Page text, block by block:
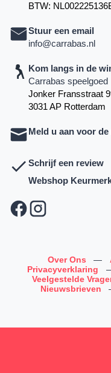
BTW:
Stuur een email
info@carrabas.nl
Kom langs in de
Carrabas speelgoed
Jonker Fransstraat
3031 AP Rotterdam
Meld u aan voor
Schrijf een review
Webshop
Over Ons —
Privacyverklaring
Veelgestelde
Nieuwsbrieven